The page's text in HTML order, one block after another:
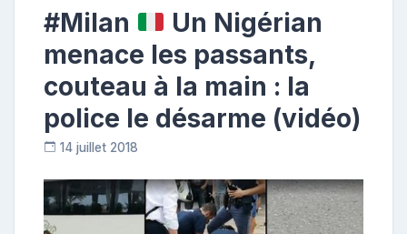
#Milan
Un Nigérian
menace les passants,
couteau à la main : la
police le désarme (vidéo)
14 juillet 2018
e
p
o